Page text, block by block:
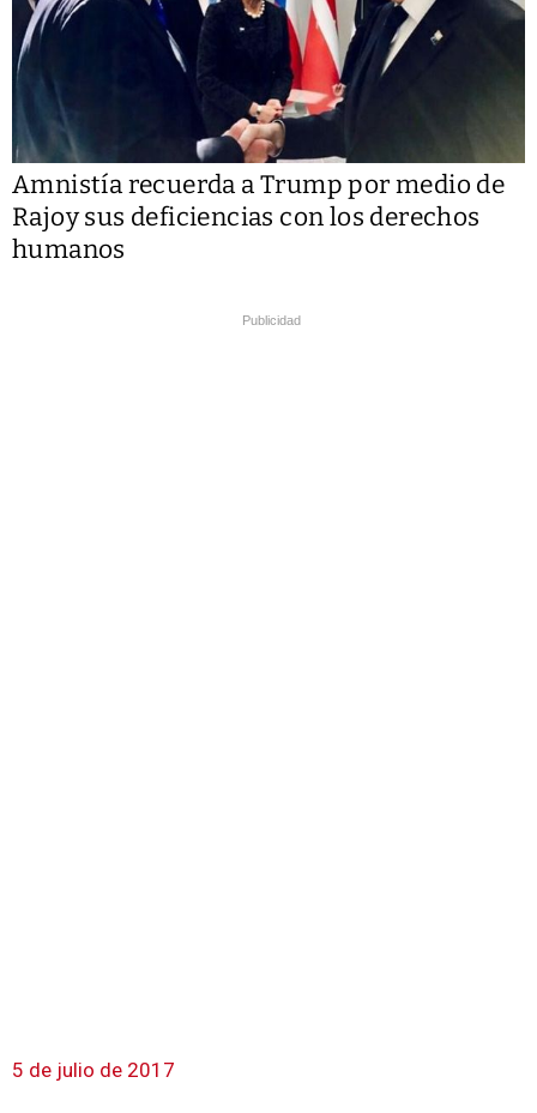
Amnistía recuerda a Trump por medio de
Rajoy sus deficiencias con los derechos
humanos
Publicidad
5 de julio de 2017